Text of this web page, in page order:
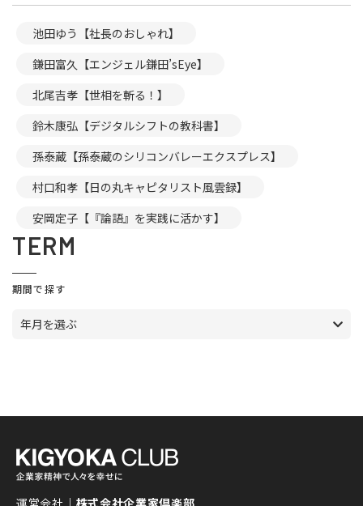
池田ゆう【社長のおしゃれ】
鎌田富久【エンジェル鎌田’sEye】
北尾吉孝【世相を斬る！】
鈴木康弘【デジタルシフトの教科書】
孫泰蔵【孫泰蔵のシリコンバレーエクスプレス】
村口和孝【日の丸キャピタリスト風雲録】
安岡定子【『論語』を実践に活かす】
TERM
期間で探す
年月を選ぶ
運営会社｜ 株式会社企業家倶楽部